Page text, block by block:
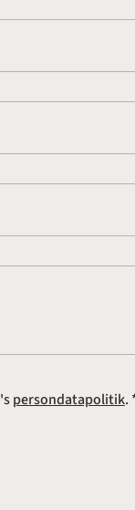
persondatapolitik.